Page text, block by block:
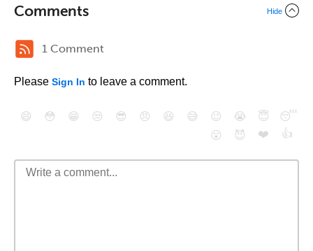
Comments Hide
1 Comment
Please Sign In to leave a comment.
😄 😳 😁 😒 😎 😠 😆 😅 😉 😭 😇
😴
😮
😈 ❤️ 👍